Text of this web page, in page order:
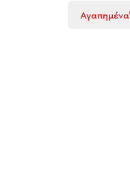
Αγαπημένα